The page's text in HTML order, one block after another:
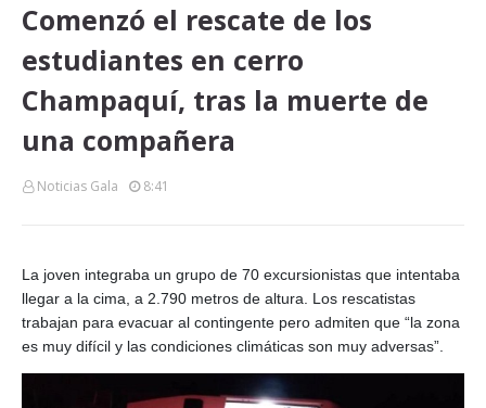
Comenzó el rescate de los
estudiantes en cerro
Champaquí, tras la muerte de
una compañera
Noticias Gala 8:41
La joven integraba un grupo de 70 excursionistas que intentaba
llegar a la cima, a 2.790 metros de altura. Los rescatistas
trabajan para evacuar al contingente pero admiten que “la zona
es muy difícil y las condiciones climáticas son muy adversas”.